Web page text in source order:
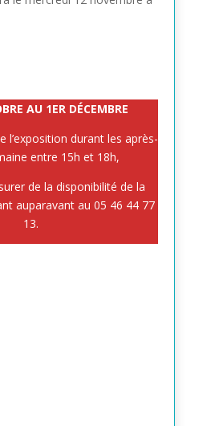
AU 1ER DÉCEMBRE
l’exposition durant les après-
entre 15h et 18h,
de la disponibilité de la
auparavant au 05 46 44 77
13.